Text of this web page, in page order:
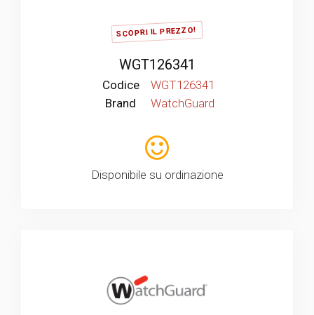
SCOPRI IL PREZZO!
WGT126341
Codice
WGT126341
Brand
WatchGuard
Disponibile su ordinazione